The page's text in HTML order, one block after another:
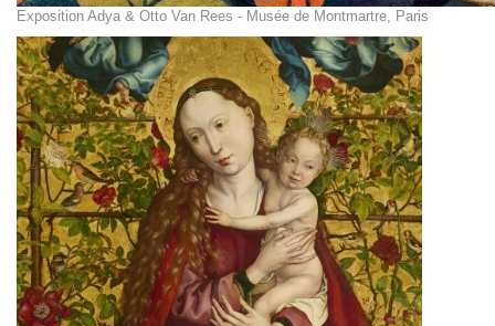
Exposition Adya & Otto Van Rees - Musée de Montmartre, Paris